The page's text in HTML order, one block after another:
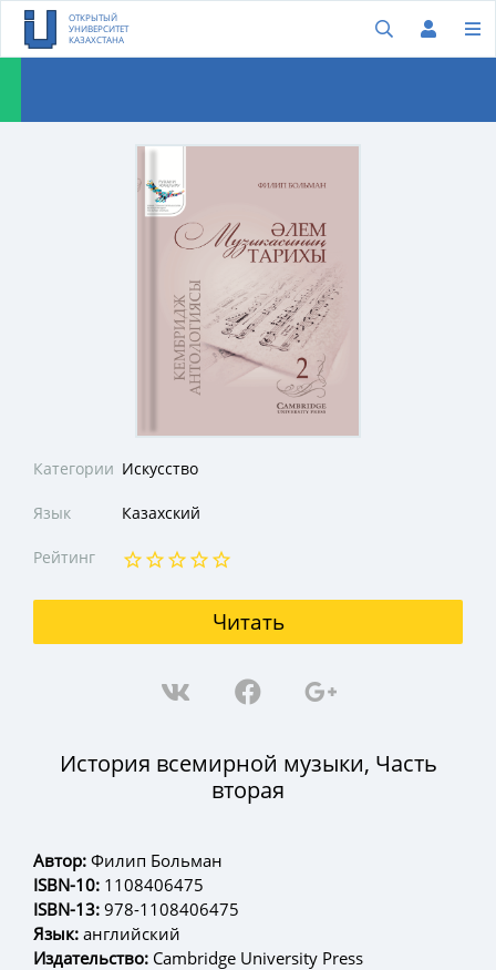
ОТКРЫТЫЙ
УНИВЕРСИТЕТ
КАЗАХСТАНА
Категории Искусство
Язык Казахский
Рейтинг
Читать
История всемирной музыки, Часть
вторая
Автор: Филип Больман
ISBN-10: 1108406475
ISBN-13: 978-1108406475
Язык: английский
Издательство: Cambridge University Press